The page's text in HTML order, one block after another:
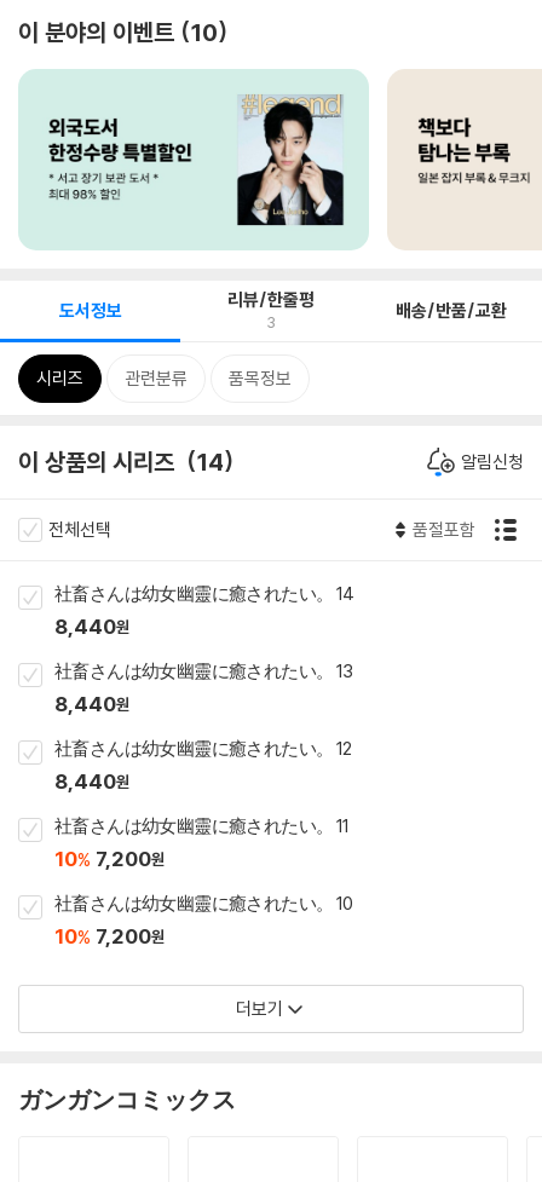
이 분야의 이벤트 10
도서정보 리뷰/한줄평
3 배송/반품/교환
시리즈 관련분류 품목정보
이 상품의 시리즈 14 알림신청
전체선택 품절포함
社畜さんは幼女幽靈に癒されたい。 14
8,440원
社畜さんは幼女幽靈に癒されたい。 13
8,440원
社畜さんは幼女幽靈に癒されたい。 12
8,440원
社畜さんは幼女幽靈に癒されたい。 11
10% 7,200원
社畜さんは幼女幽靈に癒されたい。 10
10% 7,200원
더보기
ガンガンコミックス